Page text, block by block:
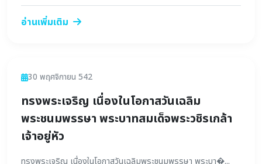
อ่านเพิ่มเติม
ข่าวสาร
30 พฤศจิกายน 542
ทรงพระเจริญ เนื่องในโอกาสวันเฉลิม
พระชนมพรรษา พระบาทสมเด็จพระวชิรเกล้า
เจ้าอยู่หัว
ทรงพระเจริญ เนื่องในโอกาสวันเฉลิมพระชนมพรรษา พระบา�...